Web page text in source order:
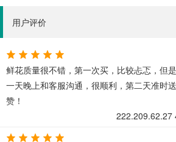
用户评价
鲜花质量很不错，第一次买，比较忐忑，但
一天晚上和客服沟通，很顺利，第二天准时
赞！
222.209.62.27